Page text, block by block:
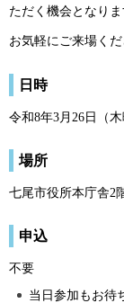
ただく機会となりま
お気軽にご来場くだ
日時
令和8年3月26日（
場所
七尾市役所本庁舎2
申込
不要
当日参加もお待